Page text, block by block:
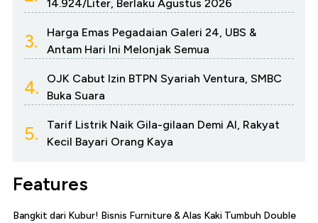
14.924/Liter, Berlaku Agustus 2026
3.
Harga Emas Pegadaian Galeri 24, UBS &
Antam Hari Ini Melonjak Semua
4.
OJK Cabut Izin BTPN Syariah Ventura, SMBC
Buka Suara
5.
Tarif Listrik Naik Gila-gilaan Demi AI, Rakyat
Kecil Bayari Orang Kaya
Features
Bangkit dari Kubur! Bisnis Furniture & Alas Kaki Tumbuh Double